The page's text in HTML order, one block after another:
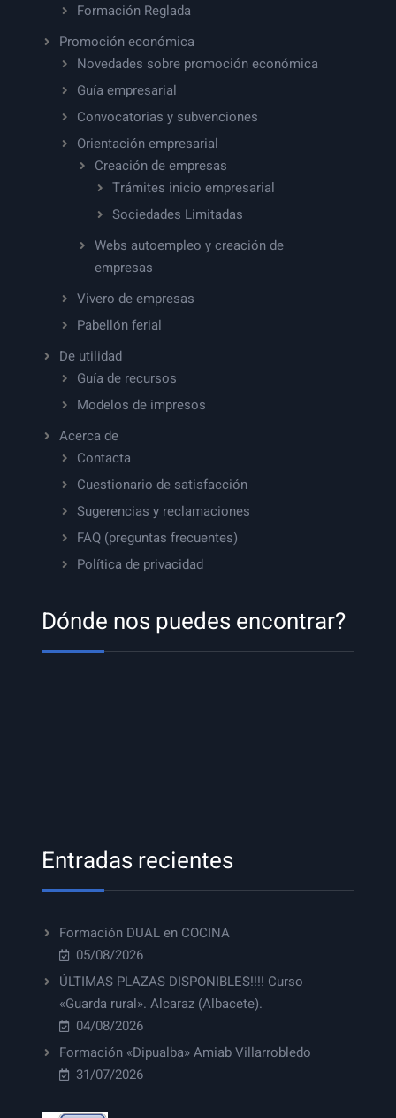
Formación Reglada
Promoción económica
Novedades sobre promoción económica
Guía empresarial
Convocatorias y subvenciones
Orientación empresarial
Creación de empresas
Trámites inicio empresarial
Sociedades Limitadas
Webs autoempleo y creación de
empresas
Vivero de empresas
Pabellón ferial
De utilidad
Guía de recursos
Modelos de impresos
Acerca de
Contacta
Cuestionario de satisfacción
Sugerencias y reclamaciones
FAQ (preguntas frecuentes)
Política de privacidad
Dónde nos puedes encontrar?
Entradas recientes
Formación DUAL en COCINA
05/08/2026
ÚLTIMAS PLAZAS DISPONIBLES!!!! Curso
«Guarda rural». Alcaraz (Albacete).
04/08/2026
Formación «Dipualba» Amiab Villarrobledo
31/07/2026